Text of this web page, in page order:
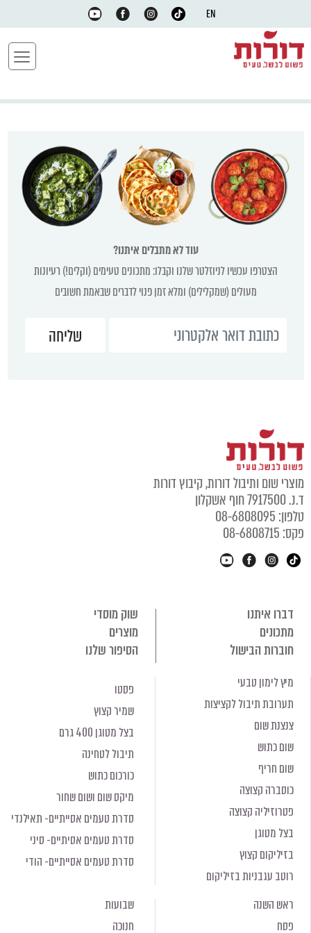
EN
עוד לא מתבלים איתנו?
הצטרפו עכשיו לניוזלטר שלנו וקבלו: מתכונים טעימים (וקלים!) רעיונות
מעולים (שמקלילים) ומלא זמן פנוי לדברים שבאמת חשובים
מוצרי שום ותיבול דורות, קיבוץ דורות
ד.נ. 7917500 חוף אשקלון
טלפון: 08-6808095
פקס: 08-6808715
דברו איתנו
שוק מוסדי
מתכונים
מוצרים
חוברות הבישול
הסיפור שלנו
מיץ לימון טבעי
תערובת תיבול לקציצות
צנצנת שום
שום כתוש
שום חריף
כוסברה קצוצה
פטרוזיליה קצוצה
בצל מטוגן
בזיליקום קצוץ
רוטב עגבניות בזיליקום
פסטו
שמיר קצוץ
בצל מטוגן 400 גרם
תיבול לטחינה
כורכום כתוש
מיקס שום ושום שחור
סדרת טעמים אסייתיים- תאילנדי
סדרת טעמים אסיתיים- סיני
סדרת טעמים אסייתיים- הודי
ראש השנה
פסח
שבועות
חנוכה